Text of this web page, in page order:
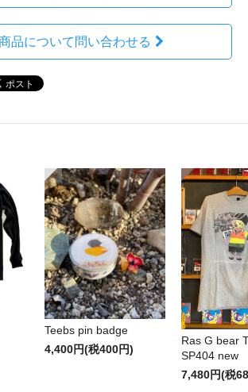
品について問い合わせる
Teebs pin badge
4,400円(税400円)
Ras G bear
SP404 new
7,480円(税